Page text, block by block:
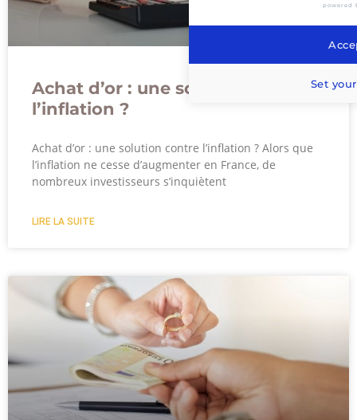
Achat d’or : une solution contre
l’inflation ?
Achat d’or : une solution contre l’inflation ? Alors que
l’inflation ne cesse d’augmenter en France, de
nombreux investisseurs s’inquiètent
LIRE LA SUITE
powered
Set